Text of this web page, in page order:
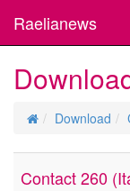
Raelianews
Download
Contact 260